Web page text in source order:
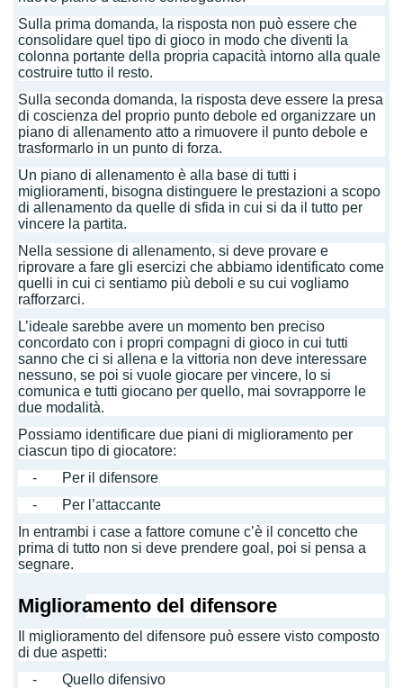
Sulla prima domanda, la risposta non può essere che
consolidare quel tipo di gioco in modo che diventi la
colonna portante della propria capacità intorno alla quale
costruire tutto il resto.
Sulla seconda domanda, la risposta deve essere la presa
di coscienza del proprio punto debole ed organizzare un
piano di allenamento atto a rimuovere il punto debole e
trasformarlo in un punto di forza.
Un piano di allenamento è alla base di tutti i
miglioramenti, bisogna distinguere le prestazioni a scopo
di allenamento da quelle di sfida in cui si da il tutto per
vincere la partita.
Nella sessione di allenamento, si deve provare e
riprovare a fare gli esercizi che abbiamo identificato come
quelli in cui ci sentiamo più deboli e su cui vogliamo
rafforzarci.
L’ideale sarebbe avere un momento ben preciso
concordato con i propri compagni di gioco in cui tutti
sanno che ci si allena e la vittoria non deve interessare
nessuno, se poi si vuole giocare per vincere, lo si
comunica e tutti giocano per quello, mai sovrapporre le
due modalità.
Possiamo identificare due piani di miglioramento per
ciascun tipo di giocatore:
- Per il difensore
- Per l’attaccante
In entrambi i case a fattore comune c’è il concetto che
prima di tutto non si deve prendere goal, poi si pensa a
segnare.
Miglioramento del difensore
Il miglioramento del difensore può essere visto composto
di due aspetti:
- Quello difensivo